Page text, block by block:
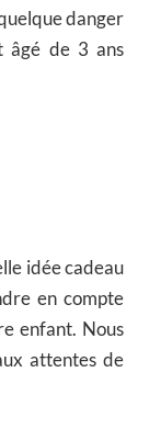
danger
âgé de 3 ans
idée cadeau
en compte
enfant. Nous
attentes de